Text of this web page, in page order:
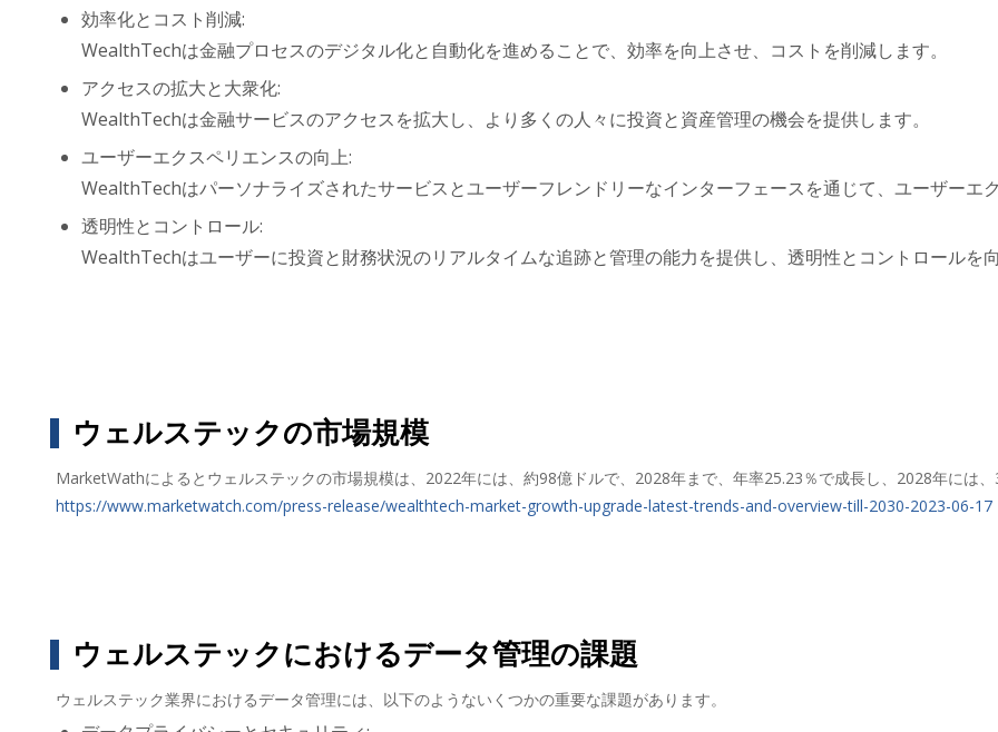
効率化とコスト削減:
WealthTechは金融プロセスのデジタル化と自動化を進めることで、効率を向上させ、コストを削減します。
アクセスの拡大と大衆化:
WealthTechは金融サービスのアクセスを拡大し、より多くの人々に投資と資産管理の機会を提供します。
ユーザーエクスペリエンスの向上:
WealthTechはパーソナライズされたサービスとユーザーフレンドリーなインターフェースを通じて、ユーザーエ
透明性とコントロール:
WealthTechはユーザーに投資と財務状況のリアルタイムな追跡と管理の能力を提供し、透明性とコントロールを
ウェルステックの市場規模
MarketWathによるとウェルステックの市場規模は、2022年には、約98億ドルで、2028年まで、年率25.23％で成長し、2028年には
https://www.marketwatch.com/press-release/wealthtech-market-growth-upgrade-latest-trends-and-overview-till-2030-2023-06-17
ウェルステックにおけるデータ管理の課題
ウェルステック業界におけるデータ管理には、以下のようないくつかの重要な課題があります。